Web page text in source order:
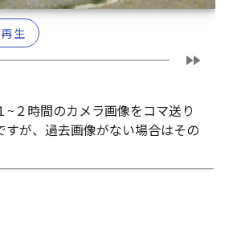
再生
fast_forward
２時間のカメラ画像をコマ送り
が、過去画像がない場合はその